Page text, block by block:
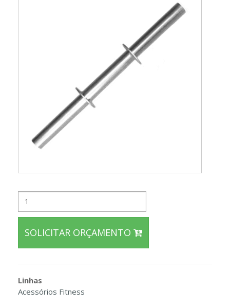
SOLICITAR ORÇAMENTO
Linhas
Acessórios Fitness